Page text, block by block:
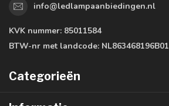
info@ledlampaanbiedingen.nl
KVK nummer: 85011584
BTW-nr met landcode: NL863468196B01
Categorieën